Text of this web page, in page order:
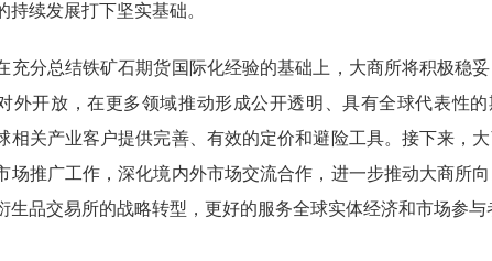
持续发展打下坚实基础。
充分总结铁矿石期货国际化经验的基础上，大商所将积极稳
外开放，在更多领域推动形成公开透明、具有全球代表性的
相关产业客户提供完善、有效的定价和避险工具。接下来，
场推广工作，深化境内外市场交流合作，进一步推动大商所向
生品交易所的战略转型，更好的服务全球实体经济和市场参与